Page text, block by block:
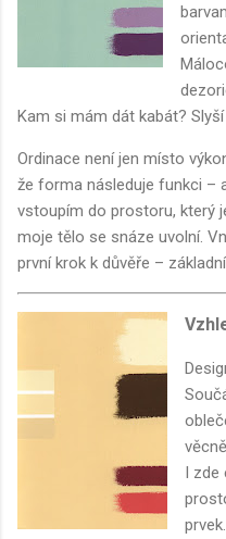
Kam si mám dát kabát?
Ordinace není jen místo
že forma následuje funkci –
vstoupím do prostoru, který
moje tělo se snáze uvolní.
první krok k důvěře –
I zde